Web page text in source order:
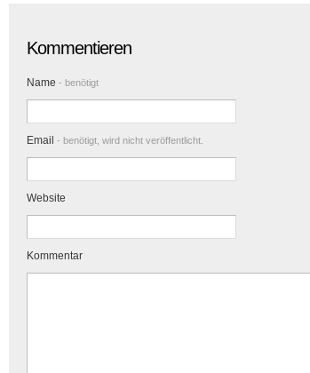
Kommentieren
Name - benötigt
Email - benötigt, wird nicht veröffentlicht.
Website
Kommentar